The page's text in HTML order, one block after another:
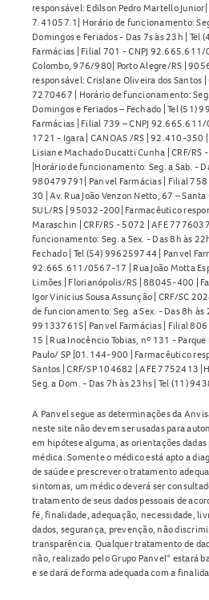
responsável: Edilson Pedro Martello
7.41057.1| Horário de funcionamento:
Domingos e Feriados - Das 7s às 23h |
Farmácias | Filial 701 - CNPJ
Colombo, 976/980| Porto Alegre/RS |
responsável: Crislane Oliveira dos Santos
7270467 | Horário de funcionamento:
Domingos e Feriados – Fechado | Tel (51)
Farmácias | Filial 739 – CNPJ
1721 - Igara | CANOAS /RS | 92.410-350
Lisiane Machado Ducatti Cunha | CRF/
|Horário de funcionamento: Seg. a Sab. -
980479791| Panvel Farmácias | Filial
30 | Av. Rua João Venzon Netto, 67 –
SUL/RS | 95032-200| Farmacêutico
Maraschin | CRF/RS - 5072 | AFE
funcionamento: Seg. a Sex. - Das 8h às
Fechado | Tel (54) 996259744 | Panvel
92.665.611/0567-17 | Rua João Motta
Limões | Florianópolis/RS | 88045-400 |
Igor Vinicius Sousa Assunção | CRF/SC
de funcionamento: Seg. a Sex. - Das 8h às
991337615| Panvel Farmácias | Filial
15 | Rua Inocêncio Tobias, nº 131 -
Paulo/ SP |01.144-900 | Farmacêutico
Santos | CRF/SP 104682 | AFE 7752413
Seg. a Dom. - Das 7h às 23hs | Tel (11)
A Panvel segue as determinações da
neste site não devem ser usadas para
em hipótese alguma, as orientações
médica. Somente o médico está apto a
de saúde e prescrever o tratamento
sintomas, um médico deverá ser
tratamento de seus dados pessoais de
fé, finalidade, adequação, necessidade,
dados, segurança, prevenção, não
transparência. Qualquer tratamento de
não, realizado pelo Grupo Panvel* estará
e se dará de forma adequada com a